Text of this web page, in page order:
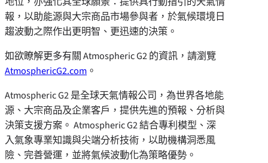
報，以助能源與大宗商品市場參與者，於氣候環境日
趨波動之際作出更明智、更迅速的決策。
如欲瞭解更多有關 Atmospheric G2 的資訊，請瀏覽
AtmosphericG2.com 。
Atmospheric G2 是全球天氣情報公司，為世界各地能
源、大宗商品及企業客戶，提供先進的預報、分析與
決策支援方案。 Atmospheric G2 結合專利模型、深
入氣象專業知識與尖端分析技術，以助機構洞悉風
險、完善營運，並將氣候波動化為策略優勢。